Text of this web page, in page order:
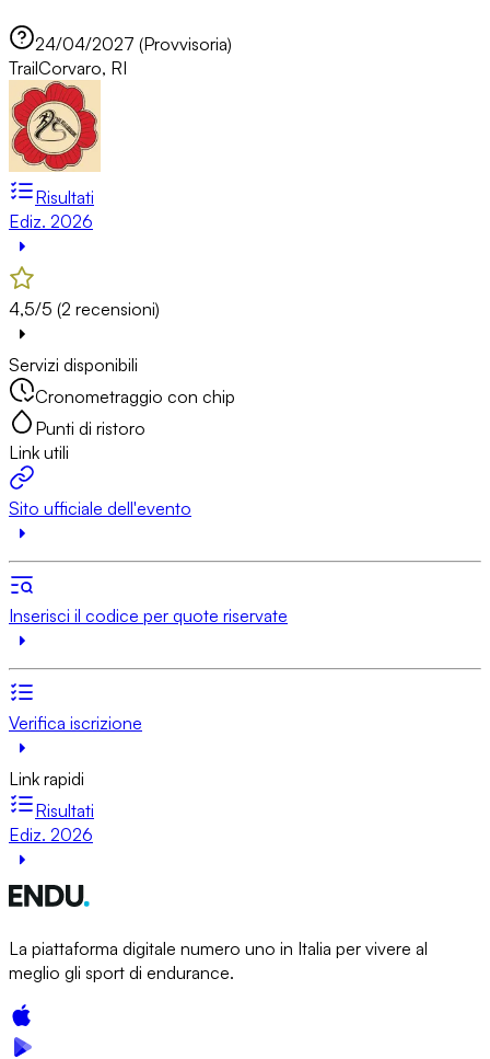
24/04/2027 (Provvisoria)
TrailCorvaro, RI
Risultati
Ediz. 2026
4,5/5 (2 recensioni)
Servizi disponibili
Cronometraggio con chip
Punti di ristoro
Link utili
Sito ufficiale dell'evento
Inserisci il codice per quote riservate
Verifica iscrizione
Link rapidi
Risultati
Ediz. 2026
La piattaforma digitale numero uno in Italia per vivere al
meglio gli sport di endurance.